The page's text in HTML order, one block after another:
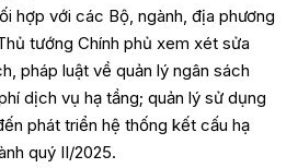
hợp với các Bộ, ngành, địa phương
tướng Chính phủ xem xét sửa
pháp luật về quản lý ngân sách
dịch vụ hạ tầng; quản lý sử dụng
phát triển hệ thống kết cấu hạ
quý II/2025.